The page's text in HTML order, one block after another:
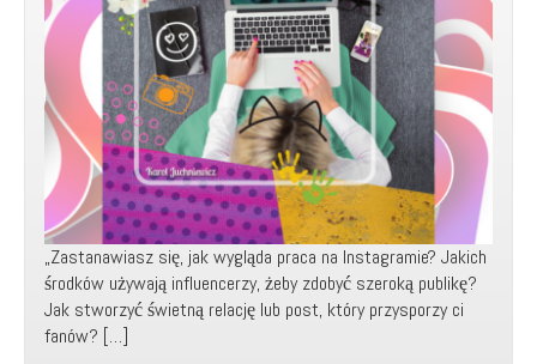
„Zastanawiasz się, jak wygląda praca na Instagramie? Jakich
środków używają influencerzy, żeby zdobyć szeroką publikę?
Jak stworzyć świetną relację lub post, który przysporzy ci
fanów? […]